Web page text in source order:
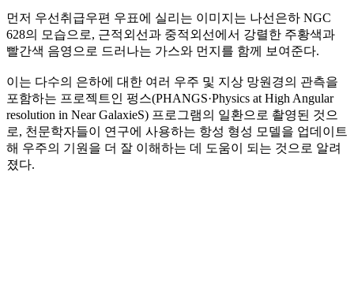
먼저 우선취급우편 우표에 실리는 이미지는 나선은하 NGC
628의 모습으로, 근적외선과 중적외선에서 강렬한 주황색과
빨간색 음영으로 드러나는 가스와 먼지를 함께 보여준다.
이는 다수의 은하에 대한 여러 우주 및 지상 망원경의 관측을
포함하는 프로젝트인 펑스(PHANGS·Physics at High Angular
resolution in Near GalaxieS) 프로그램의 일환으로 촬영된 것으
로, 천문학자들이 연구에 사용하는 항성 형성 모델을 업데이트
해 우주의 기원을 더 잘 이해하는 데 도움이 되는 것으로 알려
졌다.